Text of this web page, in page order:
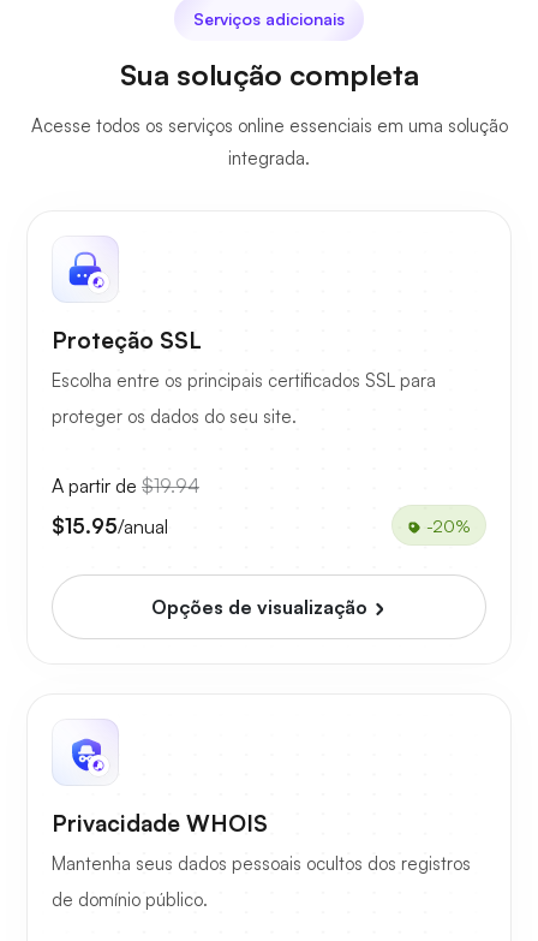
Serviços adicionais
Sua solução completa
Acesse todos os serviços online essenciais em uma solução
integrada.
Proteção SSL
Escolha entre os principais certificados SSL para
proteger os dados do seu site.
A partir de $19.94
$15.95/anual -20%
Opções de visualização
Privacidade WHOIS
Mantenha seus dados pessoais ocultos dos registros
de domínio público.